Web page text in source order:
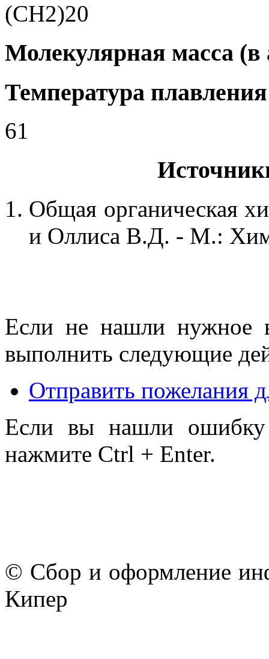
(CH2)20
Молекулярная масса (в
Температура
61
Общая органическая
и Оллиса В.Д. - М.:
Если не нашли нужное
выполнить следующие
Отправить пожелания
Если вы нашли ошибку
нажмите Ctrl + Enter.
© Сбор и оформление
Кипер